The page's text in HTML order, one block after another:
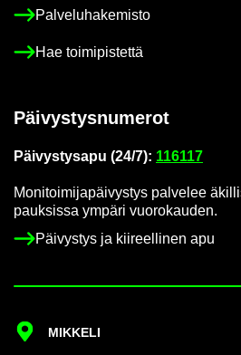
Pal­ve­lu­ha­ke­mis­to
Hae toi­mi­pis­tet­tä
Päi­vys­tys­nu­me­rot
Päi­vys­tys­a­pu (24/7): 116117
Mo­ni­toi­mi­ja­päi­vys­tys pal­ve­lee
pauk­sis­sa ym­pä­ri vuo­ro­kau­den.
Päi­vys­tys ja kii­reel­li­nen apu
MIK­KE­LI